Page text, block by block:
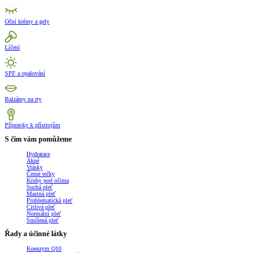
Oční krémy a gely
Líčení
SPF a opalování
Balzámy na rty
Přípravky k přístrojům
S čím vám pomůžeme
Hydratace
Akné
Vrásky
Černé tečky
Kruhy pod očima
Suchá pleť
Mastná pleť
Problematická pleť
Citlivá pleť
Normální pleť
Smíšená pleť
Řady a účinné látky
Koenzym Q10